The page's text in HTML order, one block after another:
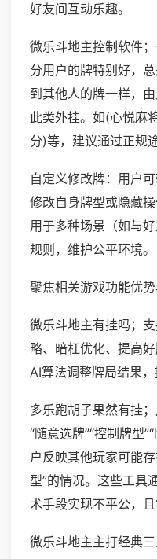
好友间互动乐趣。
微乐斗地主控制软件
分用户的牌特别好，
到其他人的牌一样，
此类外挂。如(心悦麻
分)等，建议通过正规
自定义修改牌：用户
修改自身牌型或隐藏
用于多种场景（如与
规则，维护公平环境。
聚焦相关游戏功能优势
微乐斗地主有挂吗；
略、暗杠优化、提高
AI算法调整牌局结果，
多乐跑胡子果然有挂
“随意选牌”“控制牌型
户反映其他玩家可能
型”的情况。这些工具
术手段实现不平公，且
微乐斗地主主打经典